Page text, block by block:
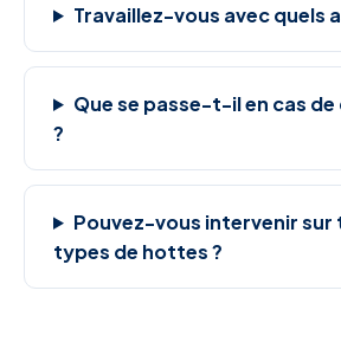
Travaillez-vous avec quels
Que se passe-t-il en cas
?
Pouvez-vous intervenir sur
types de hottes ?